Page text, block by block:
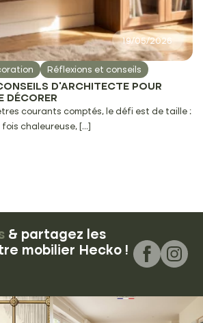
19/05/2026
Réflexions et conseils
D’ARCHITECTE POUR
DÉCORER
courants comptés, le défi est de taille :
chaleureuse, [...]
& partagez les
mobilier Hecko !